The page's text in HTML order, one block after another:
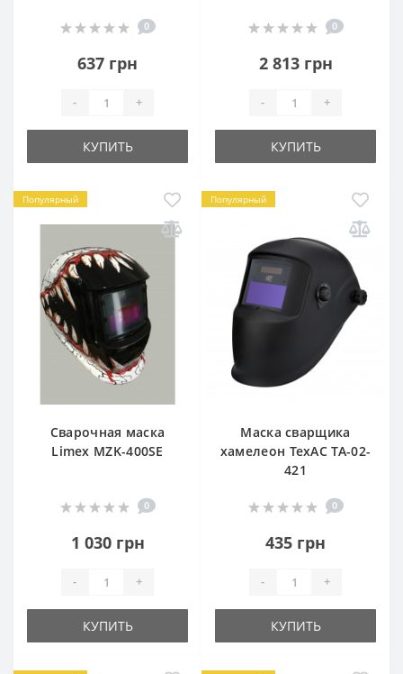
0
637 грн
- +
КУПИТЬ
0
2 813 грн
- +
КУПИТЬ
Популярный
Сварочная маска
Limex MZK-400SE
0
1 030 грн
- +
КУПИТЬ
Популярный
Маска сварщика
хамелеон ТехАС TA-02-
421
0
435 грн
- +
КУПИТЬ